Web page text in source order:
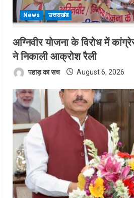
News उत्तराखंड
अग्निवीर योजना के विरोध में
ने निकाली आक्रोश रैली
पहाड़ का सच August 6, 2026